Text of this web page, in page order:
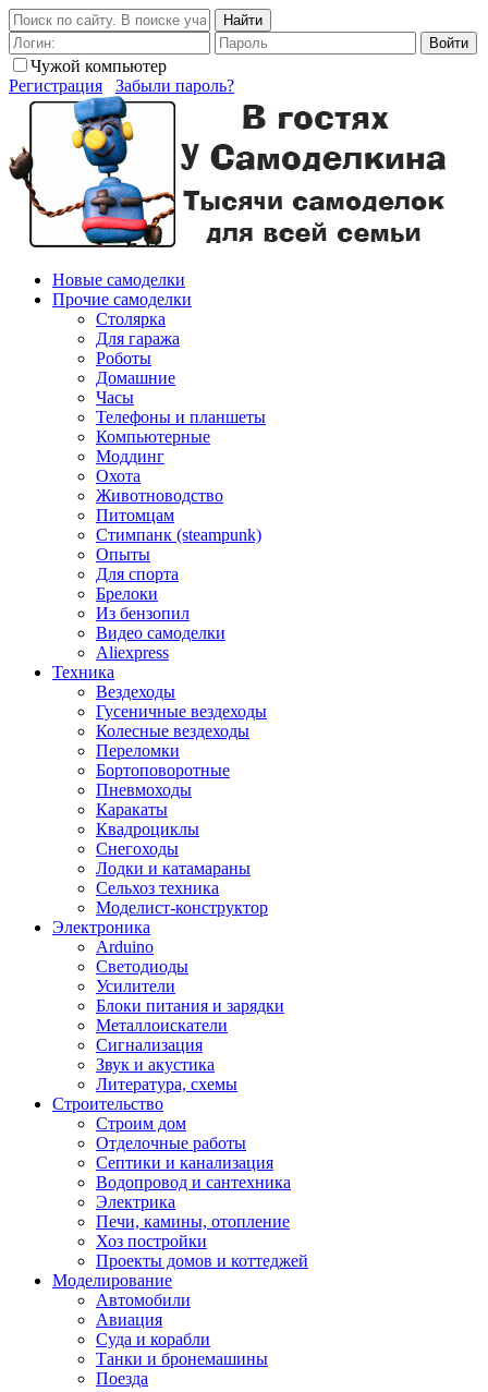
Найти
Войти
Чужой компьютер
Регистрация
Забыли пароль?
Новые самоделки
Прочие самоделки
Столярка
Для гаража
Роботы
Домашние
Часы
Телефоны и планшеты
Компьютерные
Моддинг
Охота
Животноводство
Питомцам
Стимпанк (steampunk)
Опыты
Для спорта
Брелоки
Из бензопил
Видео самоделки
Aliexpress
Техника
Вездеходы
Гусеничные вездеходы
Колесные вездеходы
Переломки
Бортоповоротные
Пневмоходы
Каракаты
Квадроциклы
Снегоходы
Лодки и катамараны
Сельхоз техника
Моделист-конструктор
Электроника
Arduino
Светодиоды
Усилители
Блоки питания и зарядки
Металлоискатели
Сигнализация
Звук и акустика
Литература, схемы
Строительство
Строим дом
Отделочные работы
Септики и канализация
Водопровод и сантехника
Электрика
Печи, камины, отопление
Хоз постройки
Проекты домов и коттеджей
Моделирование
Автомобили
Авиация
Суда и корабли
Танки и бронемашины
Поезда